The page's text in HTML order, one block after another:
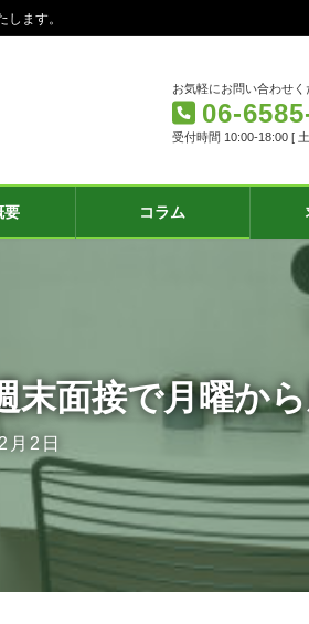
ます。
お気軽にお問い合わせく
06-
受付時間 10:00-18:00 [
要 コラム
末面接で月曜か
月2日